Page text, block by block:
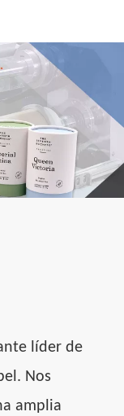
líder de
Nos
amplia